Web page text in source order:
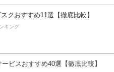
クおすすめ11選【徹底比較】
キング
ビスおすすめ40選【徹底比較】